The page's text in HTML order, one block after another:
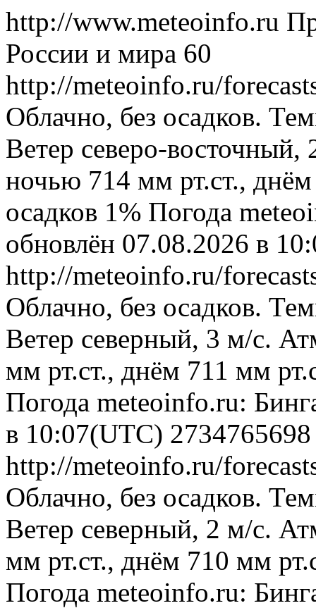
http://www.meteoinfo.ru
России и мира 60
http://meteoinfo.ru/
Облачно, без осадков.
Ветер северо-
ночью 714 мм рт.ст.,
осадков 1% Погода
обновлён 07.08.2026 в
http://meteoinfo.ru/
Облачно, без осадков.
Ветер северный, 3 м/с.
мм рт.ст., днём 711 мм
Погода meteoinfo.ru:
в 10:07(UTC) 2734765698
http://meteoinfo.ru/
Облачно, без осадков.
Ветер северный, 2 м/с.
мм рт.ст., днём 710 мм
Погода meteoinfo.ru: